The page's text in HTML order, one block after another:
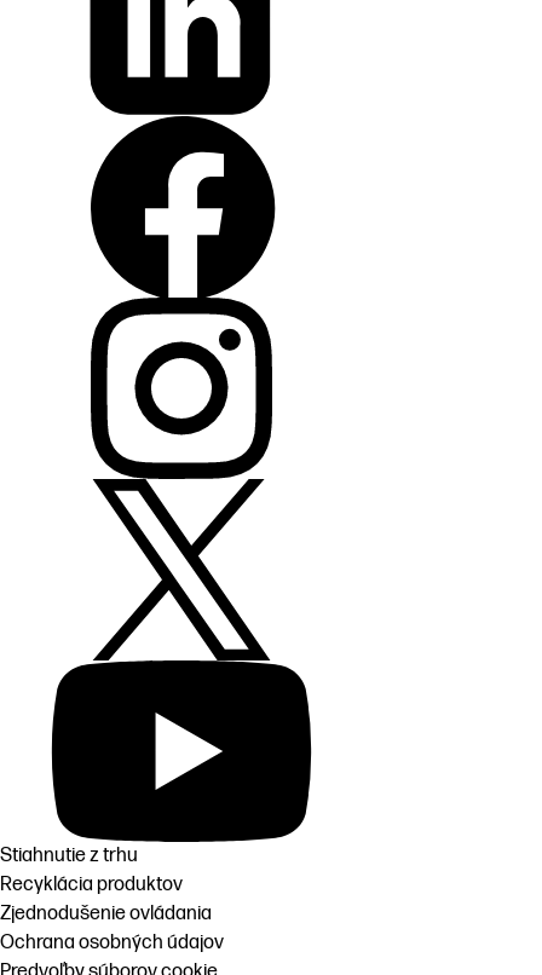
Stiahnutie z trhu
Recyklácia produktov
Zjednodušenie ovládania
Ochrana osobných údajov